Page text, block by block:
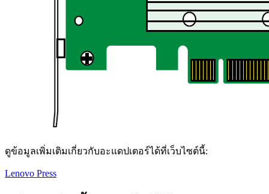
ดูข้อมูลเพิ่มเติมเกี่ยวกับอะแดปเตอร์ได้ที่เว็บไซต์นี้:
Lenovo Press